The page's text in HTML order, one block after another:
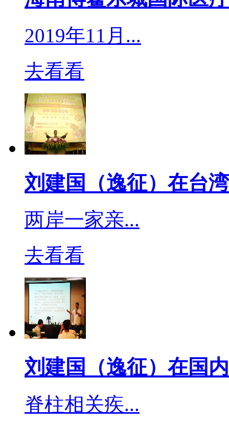
原物质共储共运，也须
清洗剂不能混用，二者
呼吸道伤害众所周知，
过氧化物类消毒剂具有
病毒。这类消毒剂包括
中二氧化氯被认为是环
氯甚至可以清洗果蔬和
极强的氧化能力，与多
腐蚀性，因此不宜与其
二氧化氯遇光热很不稳
求比较高。使用时应戴
化消毒剂，接触皮肤和
备成固体泡腾片使用，
下。
2019年11月...
去看看
刘建国（逸征）在台
两岸一家亲...
去看看
刘建国（逸征）在国
脊柱相关疾...